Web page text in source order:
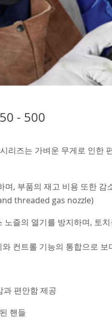
- 500
리즈는 가벼운 무게로 인한
, 부품의 재고 비용 또한 감
threaded gas nozzle)
즐의 열기를 방지하며, 토
컨트롤 기능의 통합으로
과 편안함 제공
핸들